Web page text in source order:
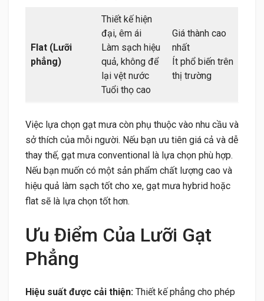
Flat (Lưỡi
phẳng)
Thiết kế hiện
đại, êm ái
Làm sạch hiệu
quả, không để
lại vệt nước
Tuổi thọ cao
Giá thành cao
nhất
Ít phổ biến trên
thị trường
Việc lựa chọn gạt mưa còn phụ thuộc vào nhu cầu và
sở thích của mỗi người. Nếu bạn ưu tiên giá cả và dễ
thay thế, gạt mưa conventional là lựa chọn phù hợp.
Nếu bạn muốn có một sản phẩm chất lượng cao và
hiệu quả làm sạch tốt cho xe, gạt mưa hybrid hoặc
flat sẽ là lựa chọn tốt hơn.
Ưu Điểm Của Lưỡi Gạt
Phẳng
Hiệu suất được cải thiện: Thiết kế phẳng cho phép